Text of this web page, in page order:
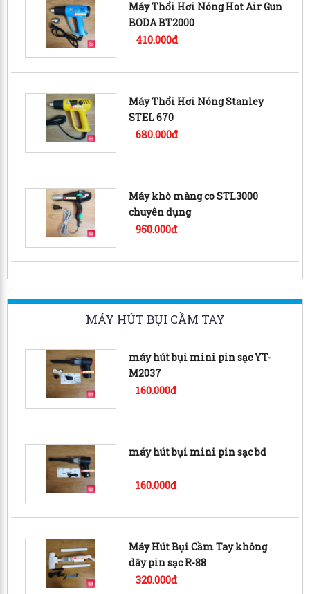
Máy Thổi Hơi Nóng Hot Air Gun
BODA BT2000
410.000đ
Máy Thổi Hơi Nóng Stanley
STEL 670
680.000đ
Máy khò màng co STL3000
chuyên dụng
950.000đ
MÁY HÚT BỤI CẦM TAY
máy hút bụi mini pin sạc YT-
M2037
160.000đ
máy hút bụi mini pin sạc bd
160.000đ
Máy Hút Bụi Cầm Tay không
dây pin sạc R-88
320.000đ